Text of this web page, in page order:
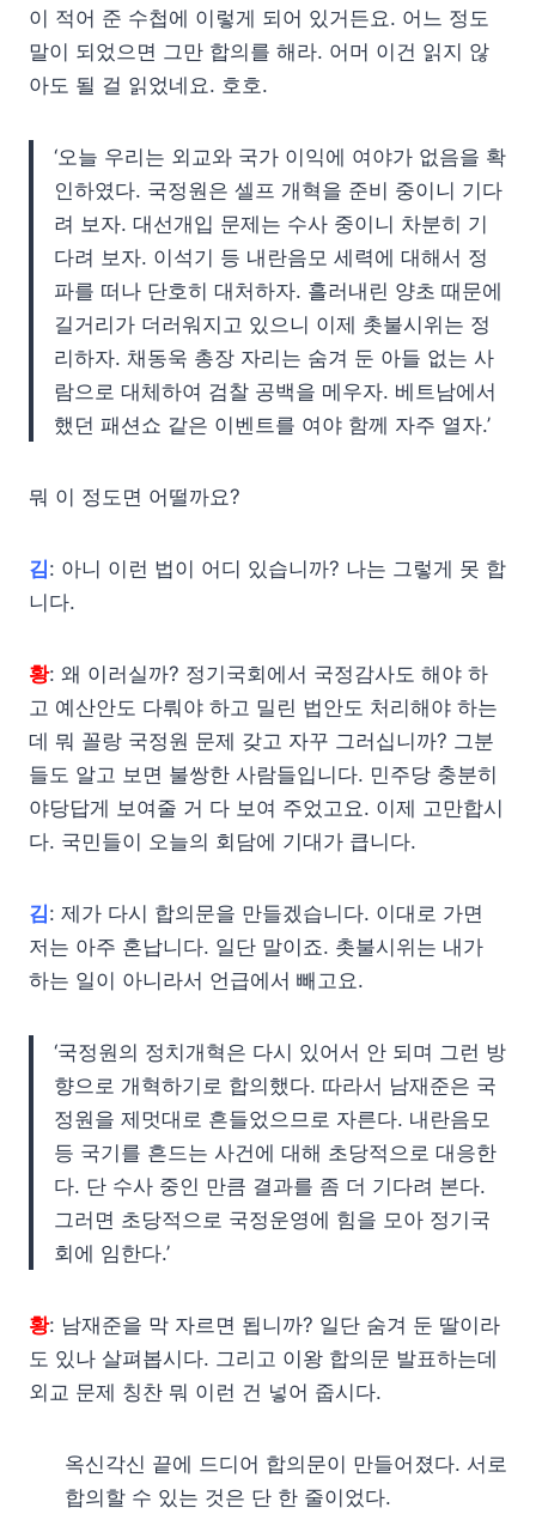
이 적어 준 수첩에 이렇게 되어 있거든요. 어느 정도
말이 되었으면 그만 합의를 해라. 어머 이건 읽지 않
아도 될 걸 읽었네요. 호호.
‘오늘 우리는 외교와 국가 이익에 여야가 없음을 확
인하였다. 국정원은 셀프 개혁을 준비 중이니 기다
려 보자. 대선개입 문제는 수사 중이니 차분히 기
다려 보자. 이석기 등 내란음모 세력에 대해서 정
파를 떠나 단호히 대처하자. 흘러내린 양초 때문에
길거리가 더러워지고 있으니 이제 촛불시위는 정
리하자. 채동욱 총장 자리는 숨겨 둔 아들 없는 사
람으로 대체하여 검찰 공백을 메우자. 베트남에서
했던 패션쇼 같은 이벤트를 여야 함께 자주 열자.’
뭐 이 정도면 어떨까요?
김: 아니 이런 법이 어디 있습니까? 나는 그렇게 못 합
니다.
황: 왜 이러실까? 정기국회에서 국정감사도 해야 하
고 예산안도 다뤄야 하고 밀린 법안도 처리해야 하는
데 뭐 꼴랑 국정원 문제 갖고 자꾸 그러십니까? 그분
들도 알고 보면 불쌍한 사람들입니다. 민주당 충분히
야당답게 보여줄 거 다 보여 주었고요. 이제 고만합시
다. 국민들이 오늘의 회담에 기대가 큽니다.
김: 제가 다시 합의문을 만들겠습니다. 이대로 가면
저는 아주 혼납니다. 일단 말이죠. 촛불시위는 내가
하는 일이 아니라서 언급에서 빼고요.
‘국정원의 정치개혁은 다시 있어서 안 되며 그런 방
향으로 개혁하기로 합의했다. 따라서 남재준은 국
정원을 제멋대로 흔들었으므로 자른다. 내란음모
등 국기를 흔드는 사건에 대해 초당적으로 대응한
다. 단 수사 중인 만큼 결과를 좀 더 기다려 본다.
그러면 초당적으로 국정운영에 힘을 모아 정기국
회에 임한다.’
황: 남재준을 막 자르면 됩니까? 일단 숨겨 둔 딸이라
도 있나 살펴봅시다. 그리고 이왕 합의문 발표하는데
외교 문제 칭찬 뭐 이런 건 넣어 줍시다.
옥신각신 끝에 드디어 합의문이 만들어졌다. 서로
합의할 수 있는 것은 단 한 줄이었다.